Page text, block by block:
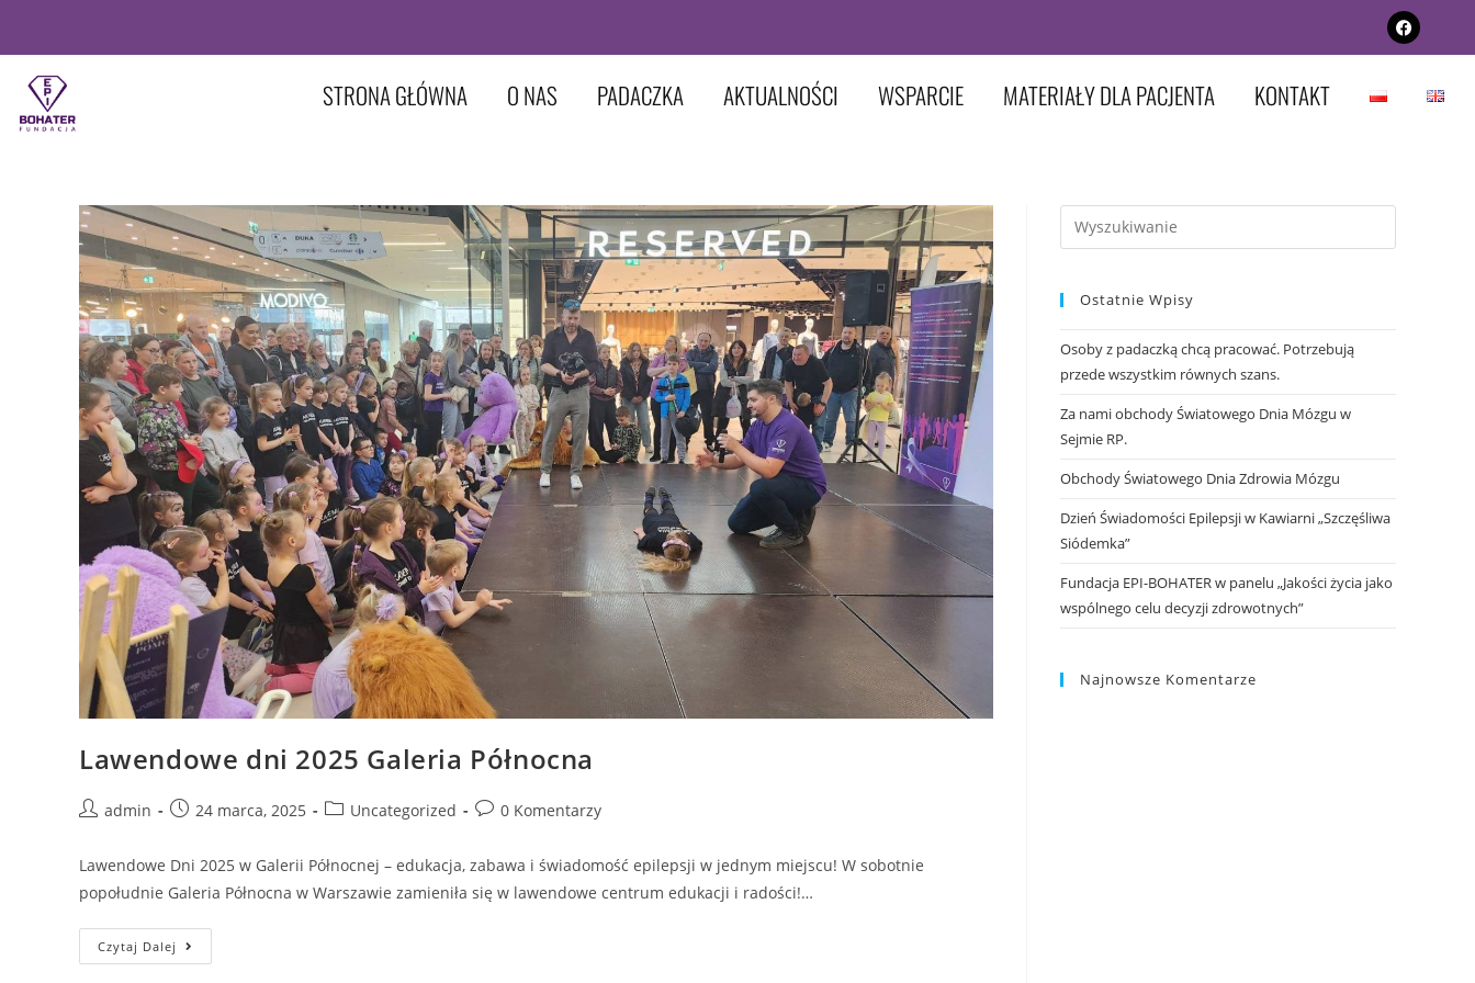
STRONA GŁÓWNA O NAS PADACZKA AKTUALNOŚCI WSPARCIE MATERIAŁY DLA PACJENTA KONTAKT
Lawendowe dni 2025 Galeria Północna
admin 24 marca, 2025 Uncategorized 0 Komentarzy
Lawendowe Dni 2025 w Galerii Północnej – edukacja, zabawa i świadomość epilepsji w jednym miejscu! W sobotnie
popołudnie Galeria Północna w Warszawie zamieniła się w lawendowe centrum edukacji i radości!…
Czytaj Dalej
Ostatnie Wpisy
Osoby z padaczką chcą pracować. Potrzebują
przede wszystkim równych szans.
Za nami obchody Światowego Dnia Mózgu w
Sejmie RP.
Obchody Światowego Dnia Zdrowia Mózgu
Dzień Świadomości Epilepsji w Kawiarni „Szczęśliwa
Siódemka”
Fundacja EPI-BOHATER w panelu „Jakości życia jako
wspólnego celu decyzji zdrowotnych”
Najnowsze Komentarze